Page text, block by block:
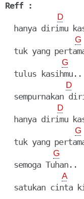
Reff :
D
hanya dirimu
G
tuk yang
G
tulus
D
sempurnakan
D
hanya dirimu
G
tuk yang
G
  semoga Tuhan..
A
satukan cinta